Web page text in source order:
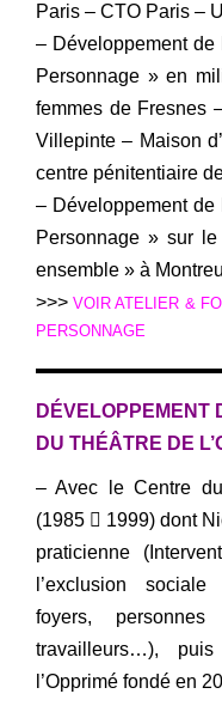
Paris – CTO Paris –
– Développement de
Personnage » en
femmes de Fresnes
Villepinte – Maison
centre pénitentiaire
– Développement de
Personnage » sur
ensemble » à
>>> VOIR ATELIER &
PERSONNAGE
DÉVELOPPEMENT
DU THÉÂTRE DE
– Avec le Centre
(1985  1999) dont
praticienne
l’exclusion
foyers,
travailleurs…),
l’Opprimé fondé en